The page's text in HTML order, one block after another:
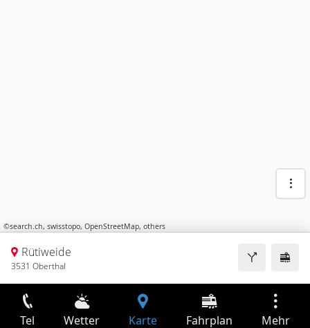
©search.ch, swisstopo, OpenStreetMap, others
Rütiweide
3531 Oberthal
Tel Wetter Karte Fahrplan Mehr